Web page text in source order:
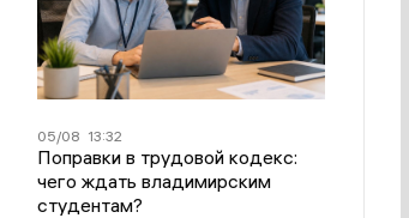
05/08 13:32
Поправки в трудовой кодекс:
чего ждать владимирским
студентам?